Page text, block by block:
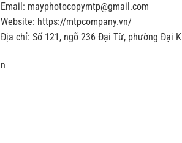
Email: mayphotocopymtp@gmail.com
Website: https://mtpcompany.vn/
Địa chỉ: Số 121, ngõ 236 Đại Từ, phường Đại
n